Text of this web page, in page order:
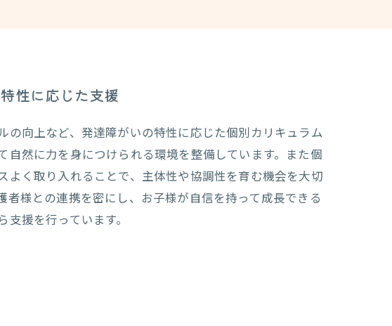
性に応じた支援
の向上など、発達障がいの特性に応じた個別カリキュラム
自然に力を身につけられる環境を整備しています。また個
よく取り入れることで、主体性や協調性を育む機会を大切
者様との連携を密にし、お子様が自信を持って成長できる
援を行っています。